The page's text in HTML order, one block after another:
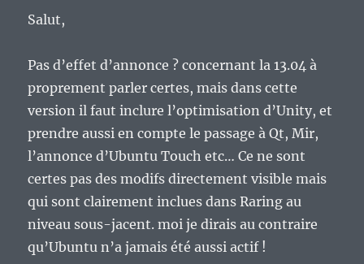
Salut,
Pas d’effet d’annonce ? concernant la 13.04 à
proprement parler certes, mais dans cette
version il faut inclure l’optimisation d’Unity, et
prendre aussi en compte le passage à Qt, Mir,
l’annonce d’Ubuntu Touch etc… Ce ne sont
certes pas des modifs directement visible mais
qui sont clairement inclues dans Raring au
niveau sous-jacent. moi je dirais au contraire
qu’Ubuntu n’a jamais été aussi actif !